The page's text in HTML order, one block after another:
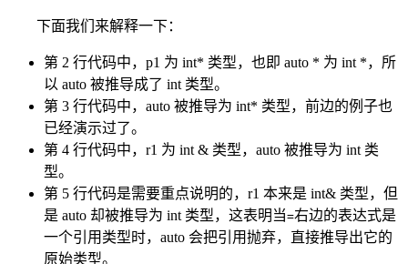
下面我们来解释一下：
第 2 行代码中，p1 为 int* 类型，也即 auto * 为 int *，所
以 auto 被推导成了 int 类型。
第 3 行代码中，auto 被推导为 int* 类型，前边的例子也
已经演示过了。
第 4 行代码中，r1 为 int & 类型，auto 被推导为 int 类
型。
第 5 行代码是需要重点说明的，r1 本来是 int& 类型，但
是 auto 却被推导为 int 类型，这表明当=右边的表达式是
一个引用类型时，auto 会把引用抛弃，直接推导出它的
原始类型。